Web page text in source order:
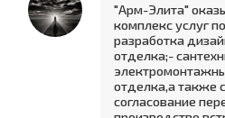
"Арм-Элита"
комплекс услуг
разработка
отделка;-
отделка,а также
согласование